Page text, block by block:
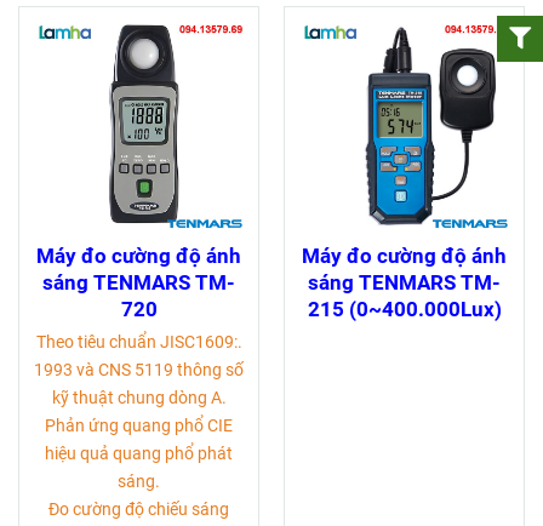
Máy đo cường độ ánh
sáng TENMARS TM-
720
Theo tiêu chuẩn JISC1609:.
1993 và CNS 5119 thông số
kỹ thuật chung dòng A.
Phản ứng quang phổ CIE
hiệu quả quang phổ phát
sáng.
Đo cường độ chiếu sáng
Máy đo cường độ ánh
sáng TENMARS TM-
215 (0~400.000Lux)